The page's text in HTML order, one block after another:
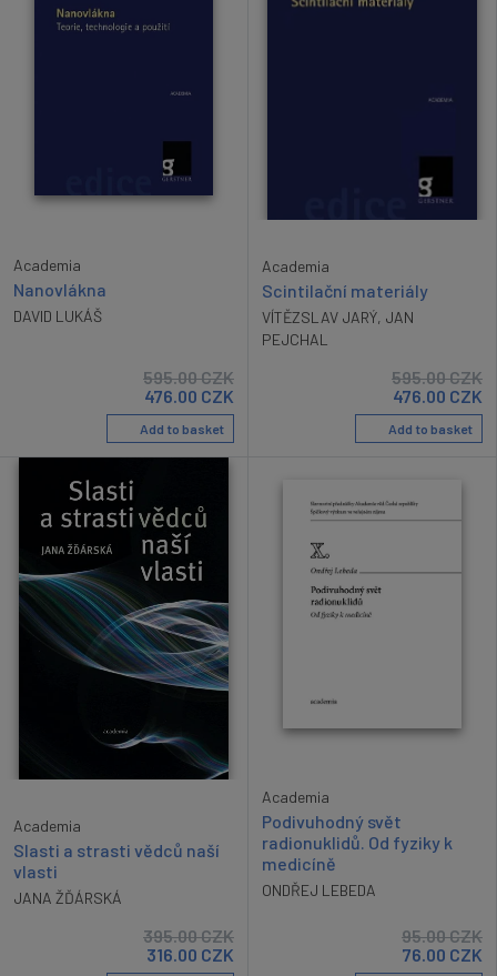
Academia
Nanovlákna
DAVID LUKÁŠ
595.00CZK
476.00 CZK
Add to basket
Academia
Scintilační materiály
VÍTĚZSLAV JARÝ, JAN
PEJCHAL
595.00CZK
476.00 CZK
Add to basket
Academia
Slasti a strasti vědců naší
vlasti
JANA ŽĎÁRSKÁ
395.00CZK
316.00 CZK
Academia
Podivuhodný svět
radionuklidů. Od fyziky k
medicíně
ONDŘEJ LEBEDA
95.00CZK
76.00 CZK